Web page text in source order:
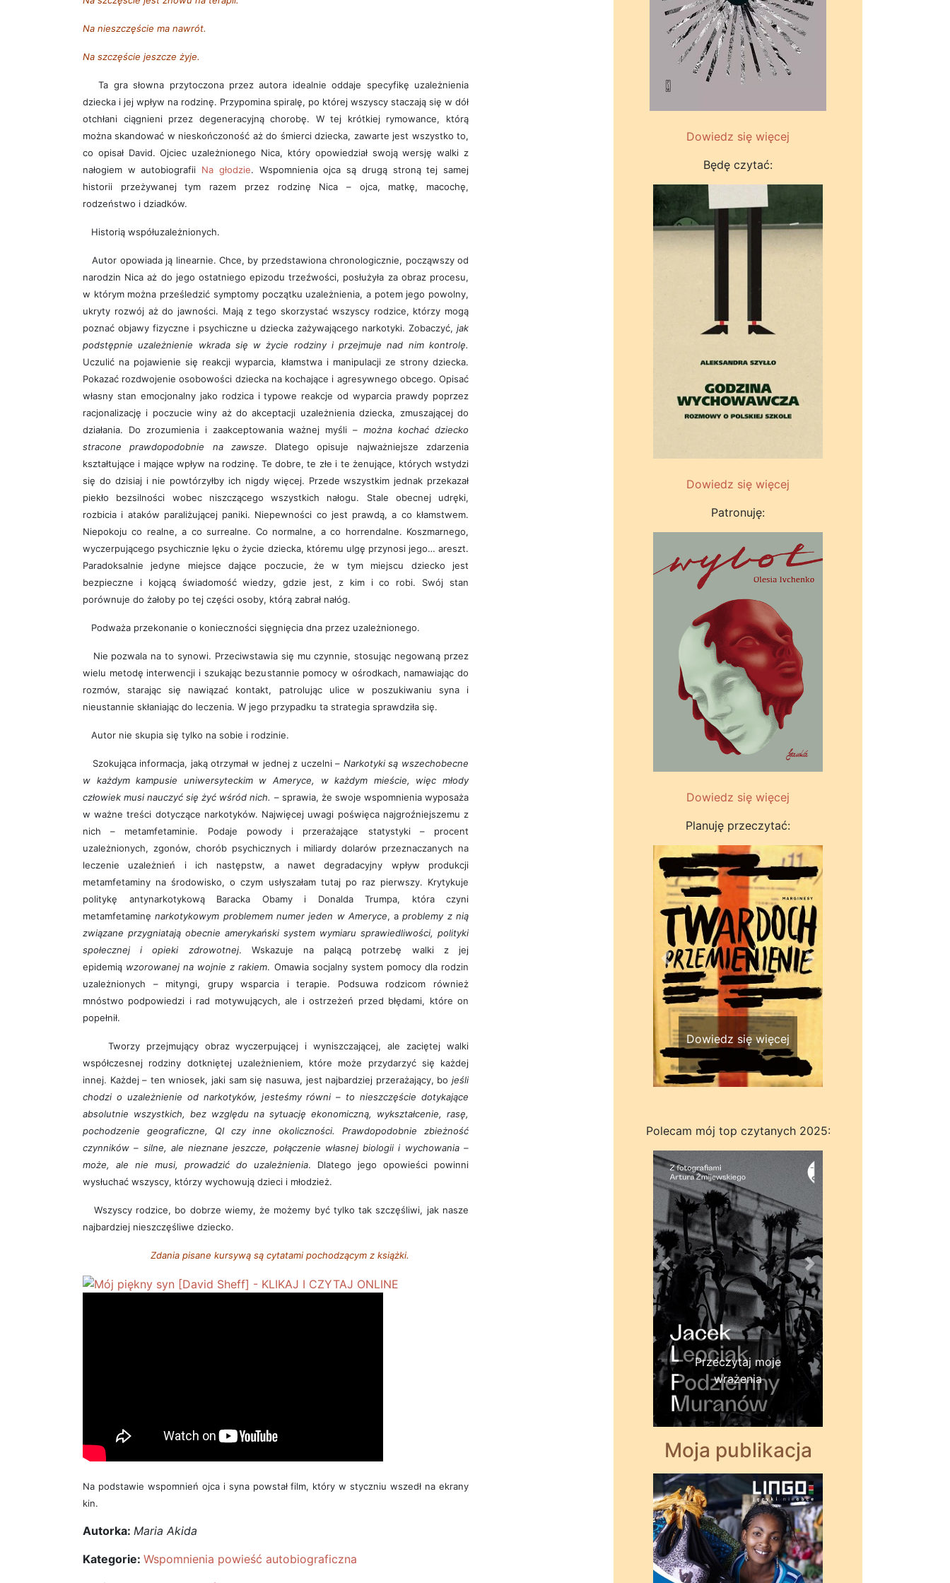
Na nieszczęście ma nawrót.
Na szczęście jeszcze żyje.
Ta gra słowna przytoczona przez autora idealnie oddaje specyfikę uzależnienia
dziecka i jej wpływ na rodzinę. Przypomina spiralę, po której wszyscy staczają się w dół
otchłani ciągnieni przez degeneracyjną chorobę. W tej krótkiej rymowance, którą
można skandować w nieskończoność aż do śmierci dziecka, zawarte jest wszystko to,
co opisał David. Ojciec uzależnionego Nica, który opowiedział swoją wersję walki z
nałogiem w autobiografii Na głodzie. Wspomnienia ojca są drugą stroną tej samej
historii przeżywanej tym razem przez rodzinę Nica – ojca, matkę, macochę,
rodzeństwo i dziadków.
Historią współuzależnionych.
Autor opowiada ją linearnie. Chce, by przedstawiona chronologicznie, począwszy od
narodzin Nica aż do jego ostatniego epizodu trzeźwości, posłużyła za obraz procesu,
w którym można prześledzić symptomy początku uzależnienia, a potem jego powolny,
ukryty rozwój aż do jawności. Mają z tego skorzystać wszyscy rodzice, którzy mogą
poznać objawy fizyczne i psychiczne u dziecka zażywającego narkotyki. Zobaczyć, jak
podstępnie uzależnienie wkrada się w życie rodziny i przejmuje nad nim kontrolę.
Uczulić na pojawienie się reakcji wyparcia, kłamstwa i manipulacji ze strony dziecka.
Pokazać rozdwojenie osobowości dziecka na kochające i agresywnego obcego. Opisać
własny stan emocjonalny jako rodzica i typowe reakcje od wyparcia prawdy poprzez
racjonalizację i poczucie winy aż do akceptacji uzależnienia dziecka, zmuszającej do
działania. Do zrozumienia i zaakceptowania ważnej myśli –można kochać dziecko
stracone prawdopodobnie na zawsze. Dlatego opisuje najważniejsze zdarzenia
kształtujące i mające wpływ na rodzinę. Te dobre, te złe i te żenujące, których wstydzi
się do dzisiaj i nie powtórzyłby ich nigdy więcej. Przede wszystkim jednak przekazał
piekło bezsilności wobec niszczącego wszystkich nałogu. Stale obecnej udręki,
rozbicia i ataków paraliżującej paniki. Niepewności co jest prawdą, a co kłamstwem.
Niepokoju co realne, a co surrealne. Co normalne, a co horrendalne. Koszmarnego,
wyczerpującego psychicznie lęku o życie dziecka, któremu ulgę przynosi jego… areszt.
Paradoksalnie jedyne miejsce dające poczucie, że w tym miejscu dziecko jest
bezpieczne i kojącą świadomość wiedzy, gdzie jest, z kim i co robi. Swój stan
porównuje do żałoby po tej części osoby, którą zabrał nałóg.
Podważa przekonanie o konieczności sięgnięcia dna przez uzależnionego.
Nie pozwala na to synowi. Przeciwstawia się mu czynnie, stosując negowaną przez
wielu metodę interwencji i szukając bezustannie pomocy w ośrodkach, namawiając do
rozmów, starając się nawiązać kontakt, patrolując ulice w poszukiwaniu syna i
nieustannie skłaniając do leczenia. W jego przypadku ta strategia sprawdziła się.
Autor nie skupia się tylko na sobie i rodzinie.
Szokująca informacja, jaką otrzymał w jednej z uczelni – Narkotyki są wszechobecne
w każdym kampusie uniwersyteckim w Ameryce, w każdym mieście, więc młody
człowiek musi nauczyć się żyć wśród nich. – sprawia, że swoje wspomnienia wyposaża
w ważne treści dotyczące narkotyków. Najwięcej uwagi poświęca najgroźniejszemu z
nich – metamfetaminie. Podaje powody i przerażające statystyki – procent
uzależnionych, zgonów, chorób psychicznych i miliardy dolarów przeznaczanych na
leczenie uzależnień i ich następstw, a nawet degradacyjny wpływ produkcji
metamfetaminy na środowisko, o czym usłyszałam tutaj po raz pierwszy. Krytykuje
politykę antynarkotykową Baracka Obamy i Donalda Trumpa, która czyni
metamfetaminęnarkotykowym problemem numer jeden w Ameryce, aproblemy z nią
związane przygniatają obecnie amerykański system wymiaru sprawiedliwości, polityki
społecznej i opieki zdrowotnej. Wskazuje na palącą potrzebę walki z jej
epidemią wzorowanej na wojnie z rakiem. Omawia socjalny system pomocy dla rodzin
uzależnionych – mityngi, grupy wsparcia i terapie. Podsuwa rodzicom również
mnóstwo podpowiedzi i rad motywujących, ale i ostrzeżeń przed błędami, które on
popełnił.
Tworzy przejmujący obraz wyczerpującej i wyniszczającej, ale zaciętej walki
współczesnej rodziny dotkniętej uzależnieniem, które może przydarzyć się każdej
innej. Każdej – ten wniosek, jaki sam się nasuwa, jest najbardziej przerażający, bo jeśli
chodzi o uzależnienie od narkotyków, jesteśmy równi – to nieszczęście dotykające
absolutnie wszystkich, bez względu na sytuację ekonomiczną, wykształcenie, rasę,
pochodzenie geograficzne, QI czy inne okoliczności. Prawdopodobnie zbieżność
czynników – silne, ale nieznane jeszcze, połączenie własnej biologii i wychowania –
może, ale nie musi, prowadzić do uzależnienia. Dlatego jego opowieści powinni
wysłuchać wszyscy, którzy wychowują dzieci i młodzież.
Wszyscy rodzice, bo dobrze wiemy, że możemy być tylko tak szczęśliwi, jak nasze
najbardziej nieszczęśliwe dziecko.
Zdania pisane kursywą są cytatami pochodzącym z książki.
Na podstawie wspomnień ojca i syna powstał film, który w styczniu wszedł na ekrany
kin.
Autorka: Maria Akida
Kategorie: Wspomnienia powieść autobiograficzna
Dowiedz się więcej
Będę czytać:
Dowiedz się więcej
Patronuję:
Dowiedz się więcej
Planuję przeczytać:
Dowiedz się więcej
Wstecz Dalej
Polecam mój top czytanych 2025:
Przeczytaj moje
wrażenia
Wstecz Dalej
Moja publikacja